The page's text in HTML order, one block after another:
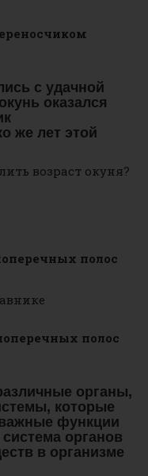
с удачной
оказался
же лет этой
возраст окуня?
полос
полос
органы,
которые
функции
органов
в организме